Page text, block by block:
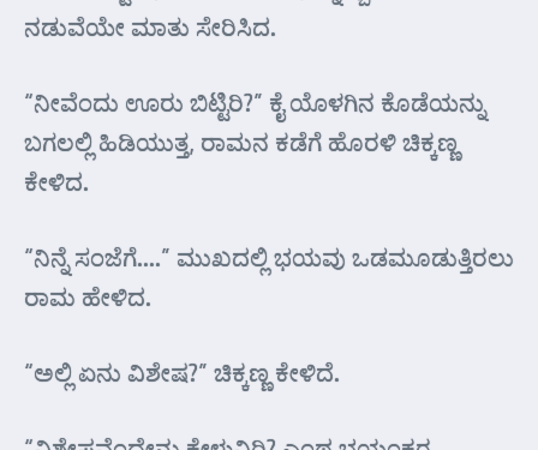
ನಡುವೆಯೇ ಮಾತು ಸೇರಿಸಿದ.
“ನೀವೆಂದು ಊರು ಬಿಟ್ಟಿರಿ?” ಕೈ ಯೊಳಗಿನ ಕೊಡೆಯನ್ನು
ಬಗಲಲ್ಲಿ ಹಿಡಿಯುತ್ತ, ರಾಮನ ಕಡೆಗೆ ಹೊರಳಿ ಚಿಕ್ಕಣ್ಣ
ಕೇಳಿದ.
“ನಿನ್ನೆ ಸಂಜೆಗೆ….” ಮುಖದಲ್ಲಿ ಭಯವು ಒಡಮೂಡುತ್ತಿರಲು
ರಾಮ ಹೇಳಿದ.
“ಅಲ್ಲಿ ಏನು ವಿಶೇಷ?” ಚಿಕ್ಕಣ್ಣ ಕೇಳಿದೆ.